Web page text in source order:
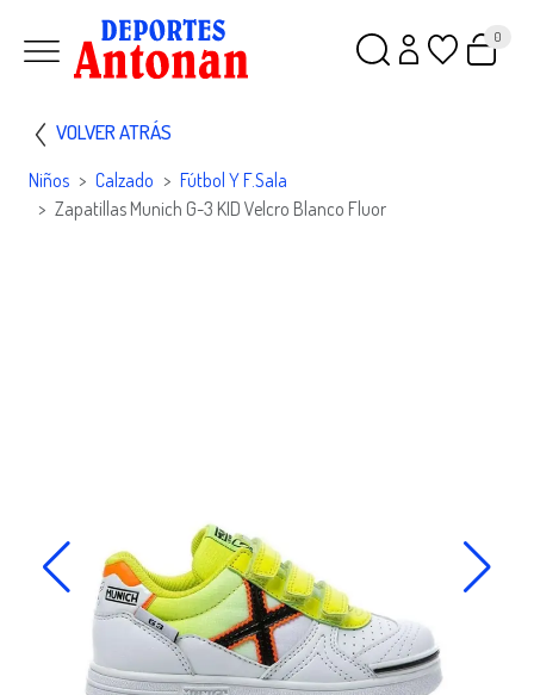
0
VOLVER ATRÁS
Niños Calzado
Fútbol Y F.sala
Zapatillas Munich G-3 KID Velcro Blanco Fluor